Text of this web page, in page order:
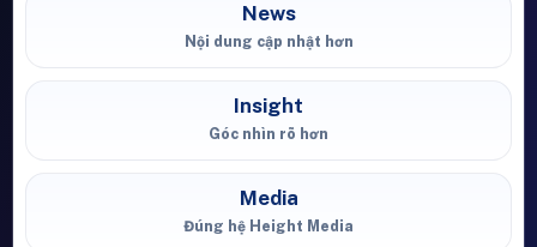
News
Nội dung cập nhật hơn
Insight
Góc nhìn rõ hơn
Media
Đúng hệ Height Media